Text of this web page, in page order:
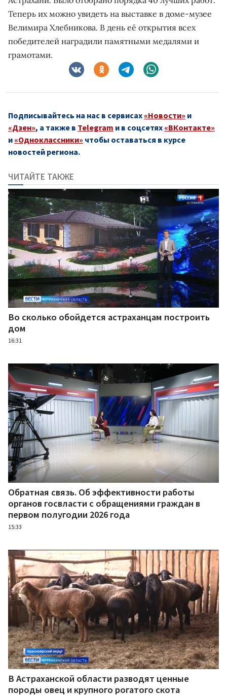
Теперь их можно увидеть на выставке в доме-музее
Велимира Хлебникова. В день её открытия всех
победителей наградили памятными медалями и
грамотами.
Подписывайтесь на нас в сервисах «Новости» и
«Дзен», а также в Telegram и в соцсетях «ВКонтакте»
и «Одноклассники» чтобы оставаться в курсе
новостей региона.
ЧИТАЙТЕ ТАКЖЕ
Во сколько обойдется астраханцам построить
дом
16:31
Обратная связь. Об эффективности работы
органов госвласти с обращениями граждан в
первом полугодии 2026 года
15:33
В Астраханской области разводят ценные
породы овец и крупного рогатого скота